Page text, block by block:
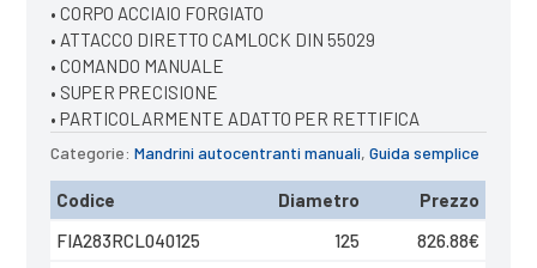
• CORPO ACCIAIO FORGIATO
• ATTACCO DIRETTO CAMLOCK DIN 55029
• COMANDO MANUALE
• SUPER PRECISIONE
• PARTICOLARMENTE ADATTO PER RETTIFICA
Categorie:Mandrini autocentranti manuali,Guida semplice
Codice Diametro
Prezzo
FIA283RCL040125
125 826.88€